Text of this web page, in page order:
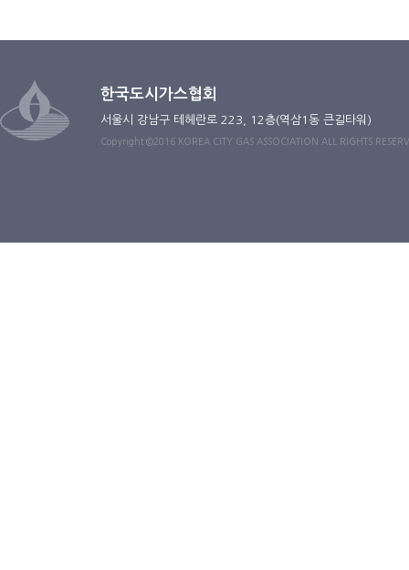
한국도시가스협회
서울시 강남구 테헤란로 223, 12층(역삼1동 큰길타워)
Copyright ©2016 KOREA CITY GAS ASSOCIATION ALL RIGHTS